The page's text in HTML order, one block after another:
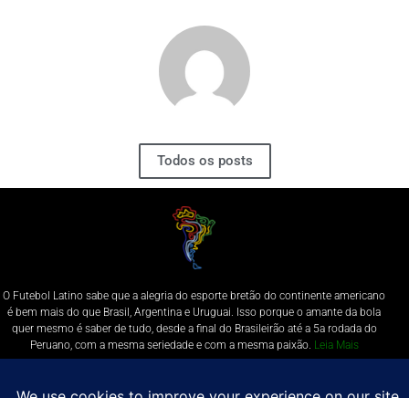
Todos os posts
O Futebol Latino sabe que a alegria do esporte bretão do continente americano
é bem mais do que Brasil, Argentina e Uruguai. Isso porque o amante da bola
quer mesmo é saber de tudo, desde a final do Brasileirão até a 5a rodada do
Peruano, com a mesma seriedade e com a mesma paixão. Leia Mais